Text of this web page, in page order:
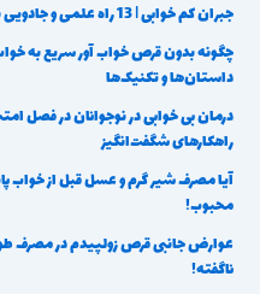
جبران کم خوابی | 13 راه علمی و جادویی برای بازگرداندن انرژی ذهن و بدن 💤💪🧠
داستان‌ها و تکنیک‌ها
راهکارهای شگفت‌انگیز
آیا مصرف شیر گرم و عسل قبل از خواب
محبوب!
ناگفته!